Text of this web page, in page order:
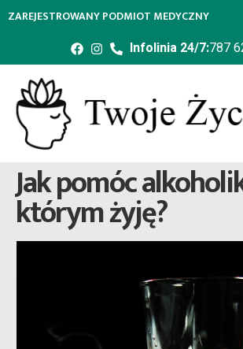
ZAREJESTROWANY PODMIOT MEDYCZNY
Infolinia 24/7:787
Jak pomóc
którym żyję?